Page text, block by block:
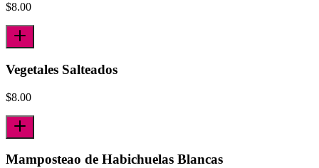
$8.00
Vegetales Salteados
$8.00
Mamposteao de Habichuelas Blancas